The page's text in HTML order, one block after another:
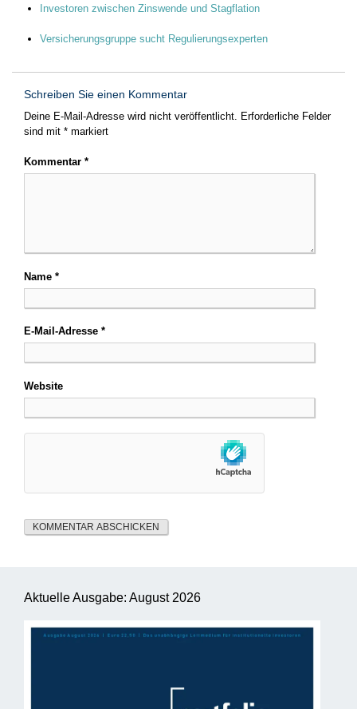
Investoren zwischen Zinswende und Stagflation
Versicherungsgruppe sucht Regulierungsexperten
Schreiben Sie einen Kommentar
Deine E-Mail-Adresse wird nicht veröffentlicht. Erforderliche Felder
sind mit * markiert
Kommentar *
Name *
E-Mail-Adresse *
Website
Aktuelle Ausgabe: August 2026